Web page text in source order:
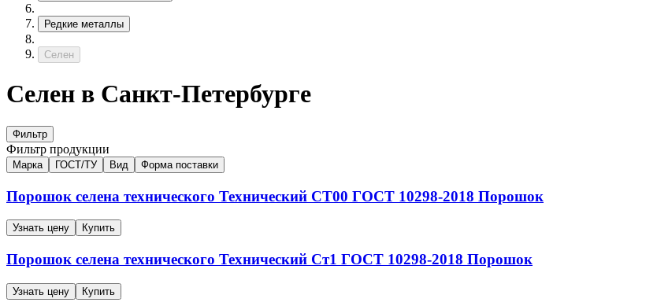
Редкие металлы
Селен
Селен в Санкт-Петербурге
Фильтр
Фильтр продукции
Марка ГОСТ/ТУ Вид Форма поставки
Порошок селена технического Технический СТ00 ГОСТ 10298-2018 Порошок
Узнать цену Купить
Порошок селена технического Технический Ст1 ГОСТ 10298-2018 Порошок
Узнать цену Купить